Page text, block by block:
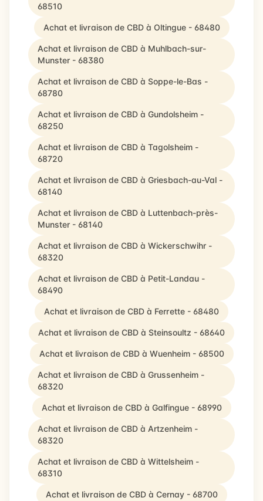
68510
Achat et livraison de CBD à Oltingue - 68480
Achat et livraison de CBD à Muhlbach-sur-
Munster - 68380
Achat et livraison de CBD à Soppe-le-Bas -
68780
Achat et livraison de CBD à Gundolsheim -
68250
Achat et livraison de CBD à Tagolsheim -
68720
Achat et livraison de CBD à Griesbach-au-Val -
68140
Achat et livraison de CBD à Luttenbach-près-
Munster - 68140
Achat et livraison de CBD à Wickerschwihr -
68320
Achat et livraison de CBD à Petit-Landau -
68490
Achat et livraison de CBD à Ferrette - 68480
Achat et livraison de CBD à Steinsoultz - 68640
Achat et livraison de CBD à Wuenheim - 68500
Achat et livraison de CBD à Grussenheim -
68320
Achat et livraison de CBD à Galfingue - 68990
Achat et livraison de CBD à Artzenheim -
68320
Achat et livraison de CBD à Wittelsheim -
68310
Achat et livraison de CBD à Cernay - 68700